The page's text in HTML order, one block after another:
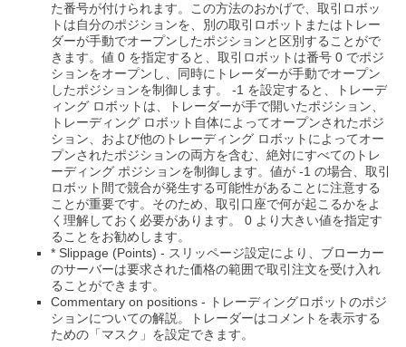
た番号が付けられます。この方法のおかげで、取引ロボッ
トは自分のポジションを、別の取引ロボットまたはトレー
ダーが手動でオープンしたポジションと区別することがで
きます。値 0 を指定すると、取引ロボットは番号 0 でポジ
ションをオープンし、同時にトレーダーが手動でオープン
したポジションを制御します。 -1 を設定すると、トレーデ
ィング ロボットは、トレーダーが手で開いたポジション、
トレーディング ロボット自体によってオープンされたポジ
ション、および他のトレーディング ロボットによってオー
プンされたポジションの両方を含む、絶対にすべてのトレ
ーディング ポジションを制御します。値が -1 の場合、取引
ロボット間で競合が発生する可能性があることに注意する
ことが重要です。そのため、取引口座で何が起こるかをよ
く理解しておく必要があります。 0 より大きい値を指定す
ることをお勧めします。
* Slippage (Points) - スリッページ設定により、ブローカー
のサーバーは要求された価格の範囲で取引注文を受け入れ
ることができます。
Commentary on positions - トレーディングロボットのポジ
ションについての解説。トレーダーはコメントを表示する
ための「マスク」を設定できます。